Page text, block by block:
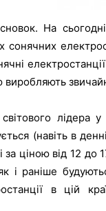
На
виробляють
лідера у
(навіть в
ціною від 12 до
і раніше
в цій